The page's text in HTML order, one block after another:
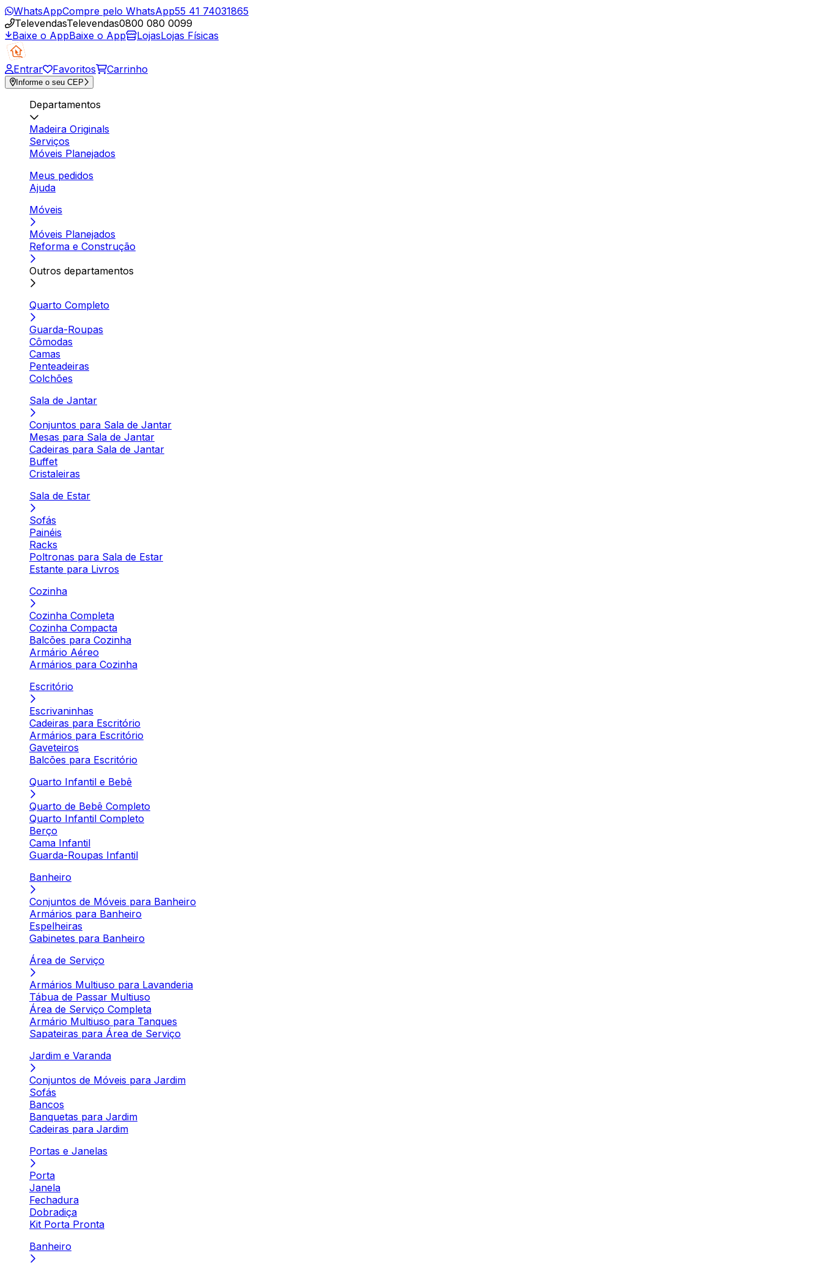
WhatsAppCompre pelo WhatsApp55 41 74031865
TelevendasTelevendas0800 080 0099
Baixe o AppBaixe o App LojasLojas Físicas
Entrar Favoritos Carrinho
Informe o seu CEP
Departamentos
Madeira Originals
Serviços
Móveis Planejados
Meus pedidos
Ajuda
Móveis
Móveis Planejados
Reforma e Construção
Outros departamentos
Quarto Completo
Guarda-Roupas
Cômodas
Camas
Penteadeiras
Colchões
Sala de Jantar
Conjuntos para Sala de Jantar
Mesas para Sala de Jantar
Cadeiras para Sala de Jantar
Buffet
Cristaleiras
Sala de Estar
Sofás
Painéis
Racks
Poltronas para Sala de Estar
Estante para Livros
Cozinha
Cozinha Completa
Cozinha Compacta
Balcões para Cozinha
Armário Aéreo
Armários para Cozinha
Escritório
Escrivaninhas
Cadeiras para Escritório
Armários para Escritório
Gaveteiros
Balcões para Escritório
Quarto Infantil e Bebê
Quarto de Bebê Completo
Quarto Infantil Completo
Berço
Cama Infantil
Guarda-Roupas Infantil
Banheiro
Conjuntos de Móveis para Banheiro
Armários para Banheiro
Espelheiras
Gabinetes para Banheiro
Área de Serviço
Armários Multiuso para Lavanderia
Tábua de Passar Multiuso
Área de Serviço Completa
Armário Multiuso para Tanques
Sapateiras para Área de Serviço
Jardim e Varanda
Conjuntos de Móveis para Jardim
Sofás
Bancos
Banquetas para Jardim
Cadeiras para Jardim
Portas e Janelas
Porta
Janela
Fechadura
Dobradiça
Kit Porta Pronta
Banheiro